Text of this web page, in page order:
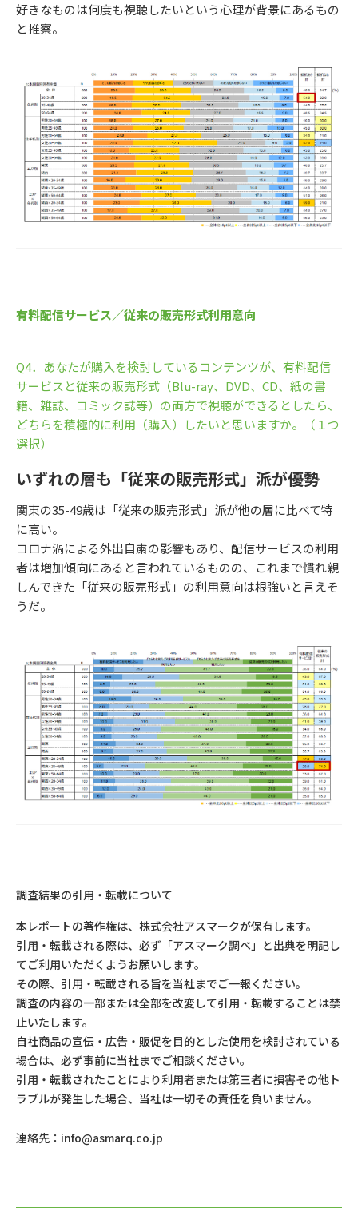
好きなものは何度も視聴したいという心理が背景にあるもの
と推察。
有料配信サービス／従来の販売形式利用意向
Q4．あなたが購入を検討しているコンテンツが、有料配信
サービスと従来の販売形式（Blu-ray、DVD、CD、紙の書
籍、雑誌、コミック誌等）の両方で視聴ができるとしたら、
どちらを積極的に利用（購入）したいと思いますか。（１つ
選択）
いずれの層も「従来の販売形式」派が優勢
関東の35-49歳は「従来の販売形式」派が他の層に比べて特
に高い。
コロナ渦による外出自粛の影響もあり、配信サービスの利用
者は増加傾向にあると言われているものの、これまで慣れ親
しんできた「従来の販売形式」の利用意向は根強いと言えそ
うだ。
調査結果の引用・転載について
本レポートの著作権は、株式会社アスマークが保有します。
引用・転載される際は、必ず「アスマーク調べ」と出典を明記し
てご利用いただくようお願いします。
その際、引用・転載される旨を当社までご一報ください。
調査の内容の一部または全部を改変して引用・転載することは禁
止いたします。
自社商品の宣伝・広告・販促を目的とした使用を検討されている
場合は、必ず事前に当社までご相談ください。
引用・転載されたことにより利用者または第三者に損害その他ト
ラブルが発生した場合、当社は一切その責任を負いません。
連絡先： info@asmarq.co.jp